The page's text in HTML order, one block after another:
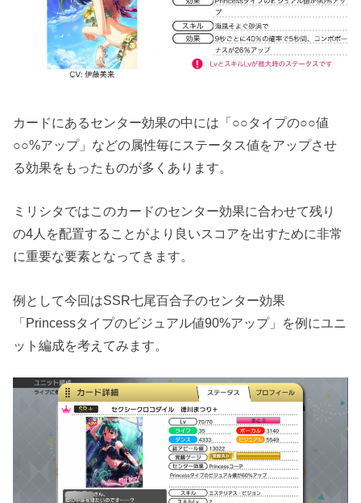
カードにあるセンター効果の中には「○○タイプの○○値
○○%アップ」などの属性毎にステータス値をアップさせ
る効果をもったものが多くあります。
ミリシタではこのカードのセンター効果に合わせて残り
の4人を配置する ことがより良いスコアを出すために非常
に重要な要素となってきます。
例として今回はSSR七尾百合子のセンター効果
「Princessタイプのビジュアル値90%アップ」を例にユニ
ット編成を考えてみます。